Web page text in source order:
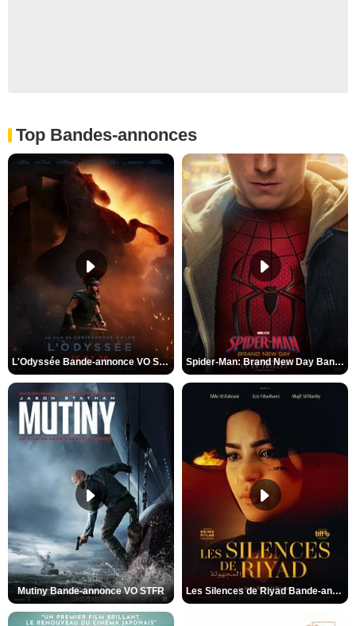
Top Bandes-annonces
L'Odyssée Bande-annonce VO STFR Spider-Man: Brand New Day Bande-annonce VO STFR
Mutiny Bande-annonce VO STFR Les Silences de Riyad Bande-annonce VO STFR